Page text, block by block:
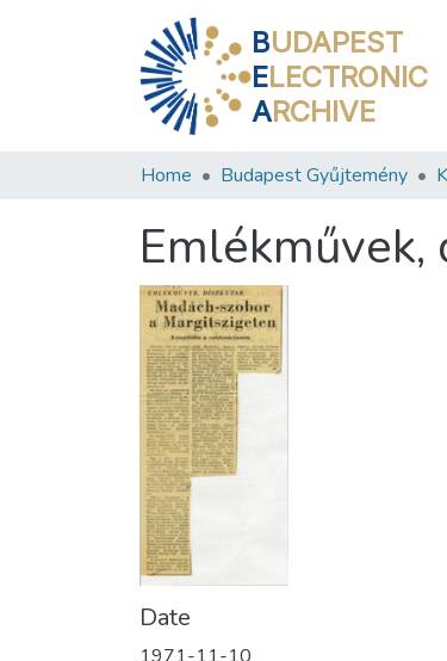
BUDAPEST
ELECTRONIC
ARCHIVE
Home Budapest Gyűjtemény
Date